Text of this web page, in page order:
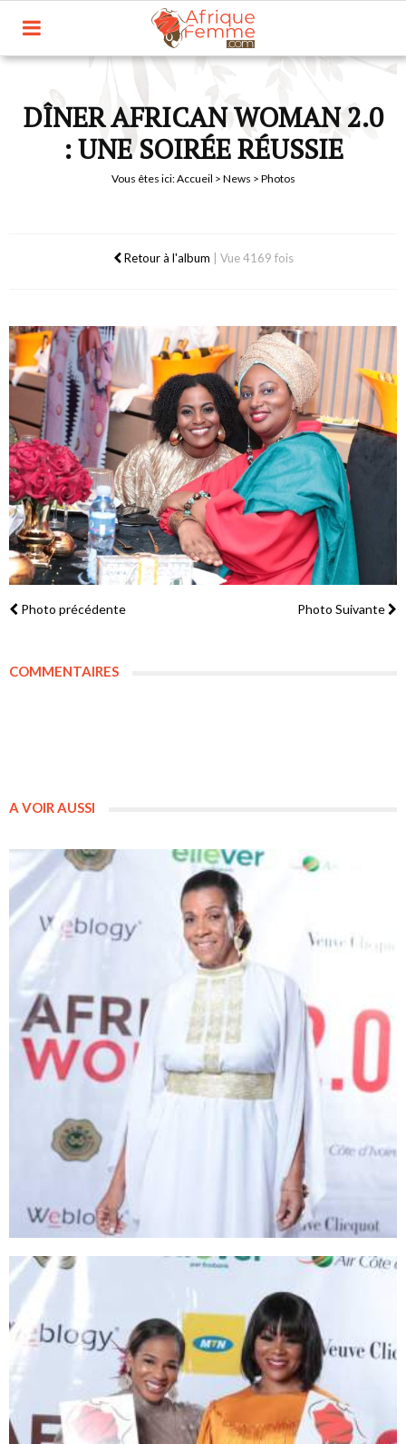
DÎNER AFRICAN WOMAN 2.0
: UNE SOIRÉE RÉUSSIE
Vous êtes ici:Accueil > News > Photos
Retour à l'album Vue 4169 fois
Photo précédente Photo Suivante
COMMENTAIRES
A VOIR AUSSI